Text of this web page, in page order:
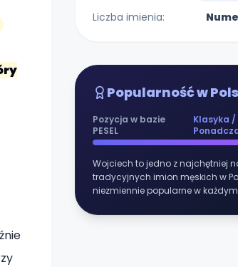
Liczba imienia:
Popularność w
Pozycja w bazie
PESEL
Klasyka /
Wojciech to jedno z najchętniej
tradycyjnych imion męskich w
niezmiennie popularne w